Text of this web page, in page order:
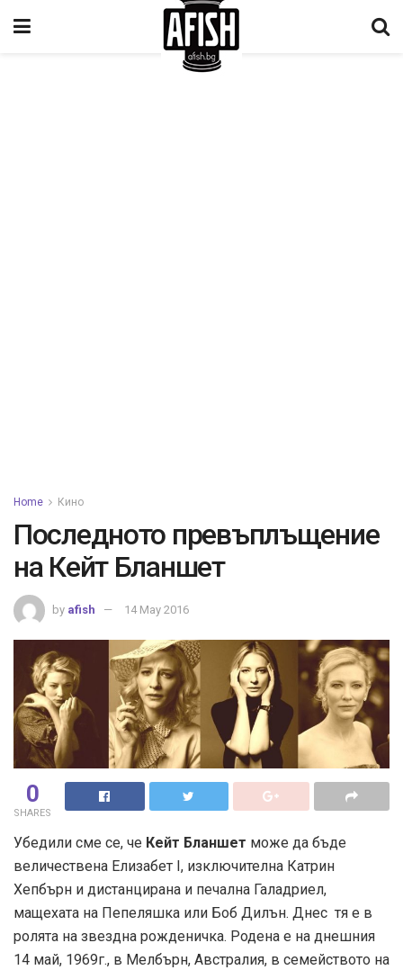
Home Кино
Последното превъплъщение
на Кейт Бланшет
by afish 14 May 2016
0
SHARES
Убедили сме сe, че Кейт Бланшет може да бъде
величествена Елизабет I, изключителна Катрин
Хепбърн и дистанцирана и печална Галадриел,
мащехата на Пепеляшка или Боб Дилън. Днес тя е в
ролята на звездна рожденичка. Родена е на днешния
14 май, 1969г., в Мелбърн, Австралия, в семейството на